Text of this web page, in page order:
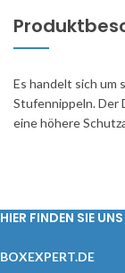
Es handelt sich um
Stufennippeln. Der
eine höhere
HIER FINDEN SIE UNS
BOXEXPERT.DE